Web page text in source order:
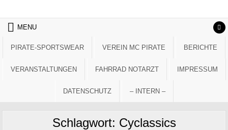
MENU
PIRATE-SPORTSWEAR VEREIN MC PIRATE BERICHTE
VERANSTALTUNGEN FAHRRAD NOTARZT IMPRESSUM
DATENSCHUTZ – INTERN –
Schlagwort: Cyclassics